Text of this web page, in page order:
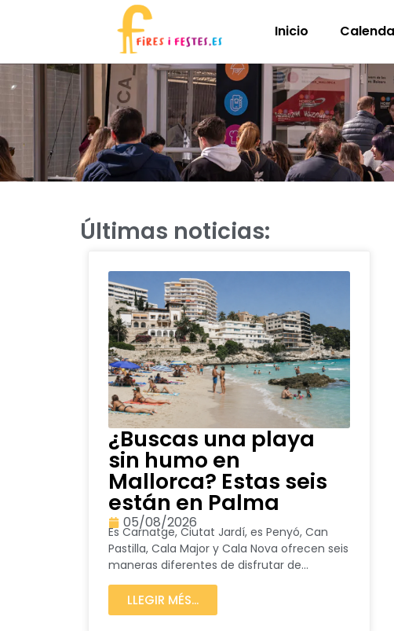
Inicio
Últimas noticias:
¿Buscas una playa
sin humo en
Mallorca? Estas seis
están en Palma
05/08/2026
Es Carnatge, Ciutat Jardí, es Penyó, Can
Pastilla, Cala Major y Cala Nova ofrecen seis
maneras diferentes de disfrutar de...
LLEGIR MÉS...